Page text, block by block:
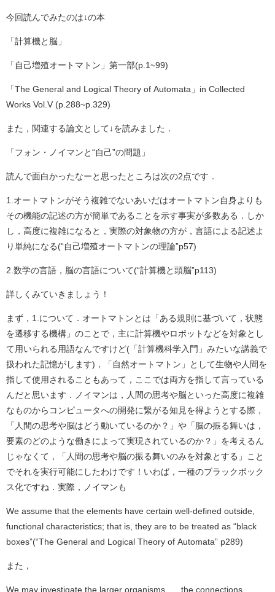
今回読んでみたのは↓の本
「計算機と脳」
「自己増殖オートマトン」第一部(p.1~99)
「The General and Logical Theory of Automata」in Collected
Works Vol.V (p.288~p.329)
また，関連する論文として↓を読みました．
「フォン・ノイマンと“自己”の問題」
読んで面白かったなーと思ったところは次の2点です．
1.オートマトンがそう複雑でないあいだはオートマトン自身よりも
その機能の記述の方が簡単であることを示す事実が多数ある．しか
し，高度に複雑になると，実際の対象物の方が，言語による記述よ
り単純になる(“自己増殖オートマトンの理論”p57)
2.数学の言語，脳の言語について(“計算機と頭脳”p113)
詳しくみていきましょう！
まず，1.について．オートマトンとは「ある規則に基づいて，状態
を遷移する機構」のことで，主に計算機やロボットなどを対象とし
て用いられる用語なんですけど(「計算機科学入門」みたいな講義で
扱われた記憶がします)，「自然オートマトン」として生物や人間を
指して使用されることもあって，ここでは両方を指して言っている
んだと思います．ノイマンは，人間の思考や脳といった高度に複雑
なものからコンピュータへの開発に繋がる知見を得ようとする際，
「人間の思考や脳はどう動いているのか？」や「脳の振る舞いは，
要素のどのような働きによって実現されているのか？」を考えるん
じゃなくて，「人間の思考や脳の振る舞いのみを対象とする」こと
でそれを実行可能にしたわけです！いわば，一種のブラックボック
ス化ですね．実際，ノイマンも
We assume that the elements have certain well-defined outside,
functional characteristics; that is, they are to be treated as “black
boxes”(“The General and Logical Theory of Automata” p289)
また，
We may investigate the larger organisms …, the connections